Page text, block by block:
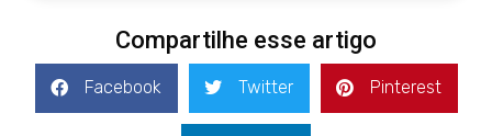
Compartilhe esse artigo
Facebook Twitter Pinterest